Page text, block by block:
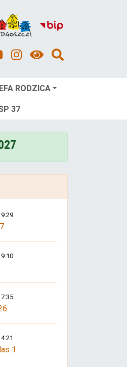
RODZICA
37
1